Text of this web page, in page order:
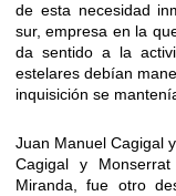
de esta necesidad
sur, empresa en la
da sentido a la
estelares debían
inquisición se
Juan Manuel Cagigal
Cagigal y
Miranda, fue otro